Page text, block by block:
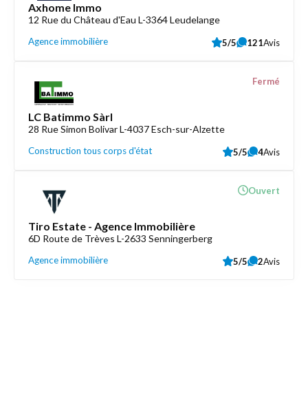
Axhome Immo
12 Rue du Château d'Eau L-3364 Leudelange
Agence immobilière 5/5 121Avis
LC Batimmo Sàrl
28 Rue Simon Bolivar L-4037 Esch-sur-Alzette
Construction tous corps d'état
Fermé
5/5 4Avis
Tiro Estate - Agence Immobilière
6D Route de Trèves L-2633 Senningerberg
Agence immobilière
Ouvert
5/5 2Avis